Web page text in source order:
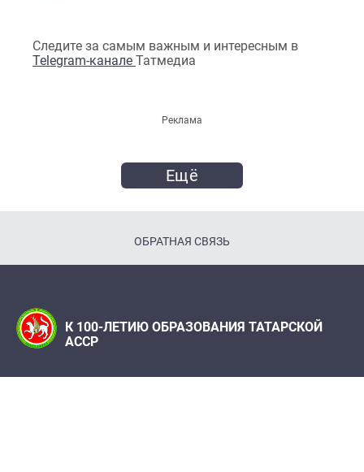
Следите за самым важным и интересным в
Telegram-канале Татмедиа
Реклама
Ещё
ОБРАТНАЯ СВЯЗЬ
К 100-ЛЕТИЮ ОБРАЗОВАНИЯ ТАТАРСКОЙ
АССР